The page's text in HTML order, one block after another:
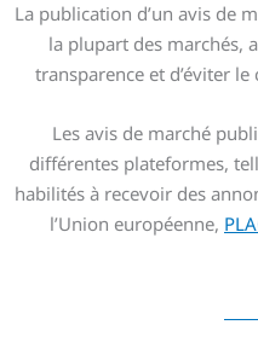
La publication d’un avis de
la plupart des marchés,
transparence et d’éviter
Les avis de marché
différentes plateformes,
habilités à recevoir des
l’Union européenne,